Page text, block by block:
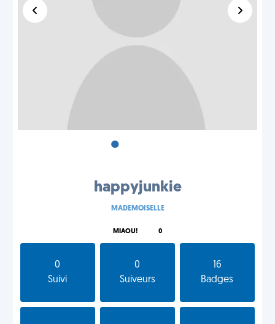
•
happyjunkie
MADEMOISELLE
MIAOU! 0
0
Suivi
0
Suiveurs
16
Badges